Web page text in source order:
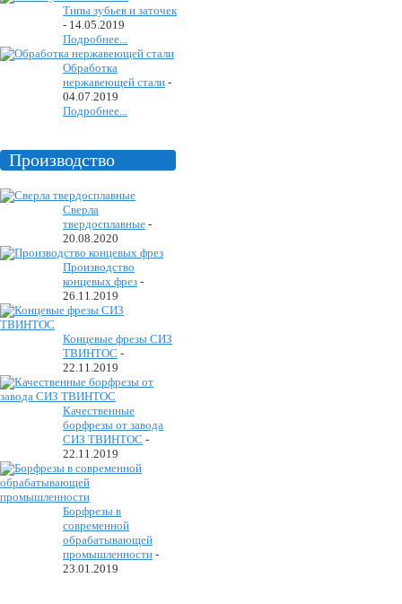
Типы зубьев и заточек
- 14.05.2019
Подробнее...
Обработка
нержавеющей стали -
04.07.2019
Подробнее...
Производство
Сверла
твердосплавные -
20.08.2020
Производство
концевых фрез -
26.11.2019
Концевые фрезы СИЗ
ТВИНТОС -
22.11.2019
Качественные
борфрезы от завода
СИЗ ТВИНТОС -
22.11.2019
Борфрезы в
современной
обрабатывающей
промышленности -
23.01.2019